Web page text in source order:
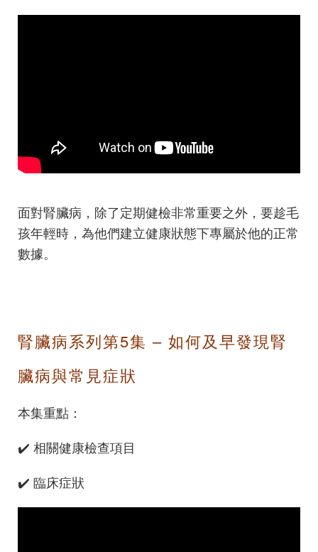
面對腎臟病，除了定期健檢非常重要之外，要趁毛
孩年輕時，為他們建立健康狀態下專屬於他的正常
數據。
腎臟病系列第5集 – 如何及早發現腎
臟病與常見症狀
本集重點：
✔️ 相關健康檢查項目
✔️ 臨床症狀